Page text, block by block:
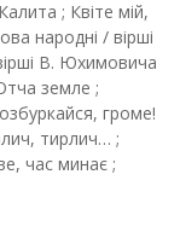
; Квіте мій,
народні / вірші
В. Юхимовича
земле ;
громе!
тирлич… ;
час минає ;